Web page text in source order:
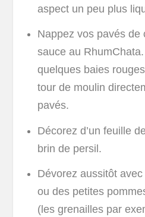
aspect un peu plus
Nappez vos pavés de
sauce au
quelques baies
tour de moulin
pavés.
Décorez d’un feuille
brin de persil.
Dévorez aussitôt
ou des petites
(les grenailles par